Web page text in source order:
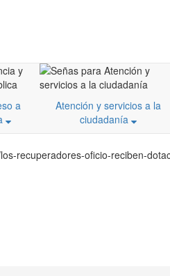
a
Atención y servicios a la
ciudadanía
recuperadores-oficio-reciben-